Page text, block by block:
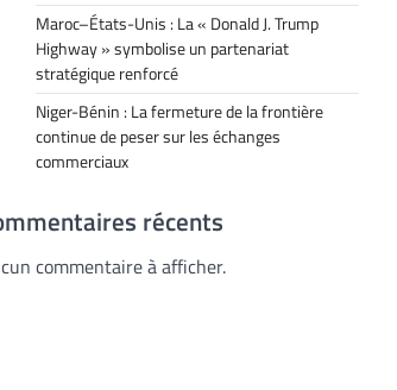
Maroc–États-Unis : La « Donald J. Trump
Highway » symbolise un partenariat
stratégique renforcé
Niger-Bénin : La fermeture de la frontière
continue de peser sur les échanges
commerciaux
récents
commentaire à afficher.